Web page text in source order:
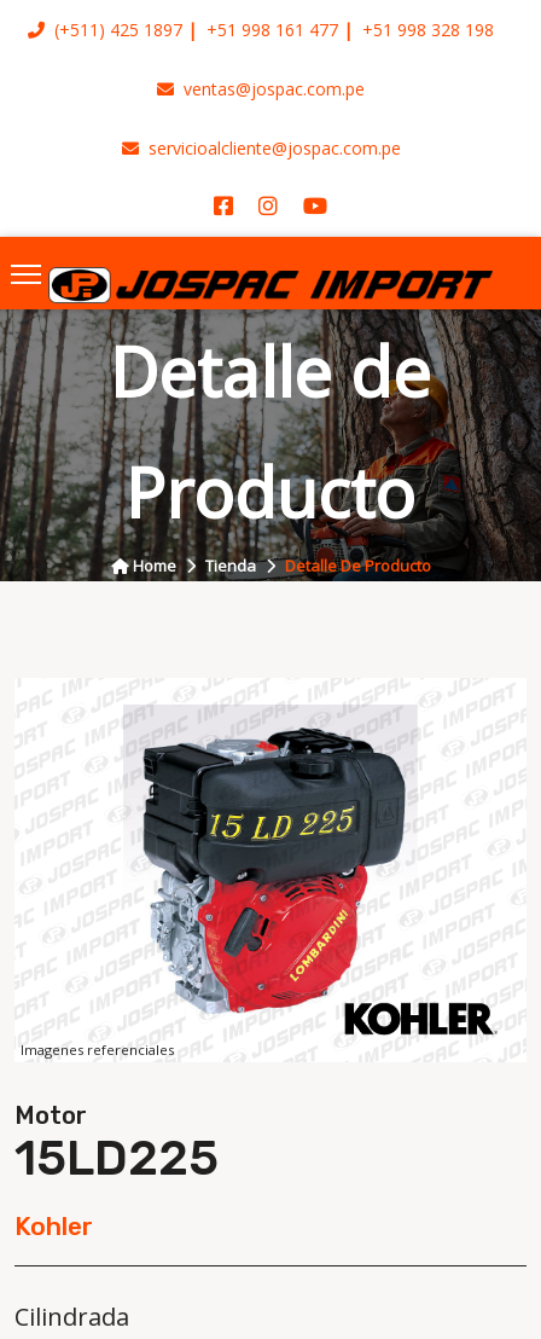
(+511) 425 1897 +51 998 161 477 +51 998 328 198
ventas@jospac.com.pe
servicioalcliente@jospac.com.pe
Detalle de
Producto
Home Tienda Detalle De Producto
Imagenes referenciales
Motor
15LD225
Kohler
Cilindrada